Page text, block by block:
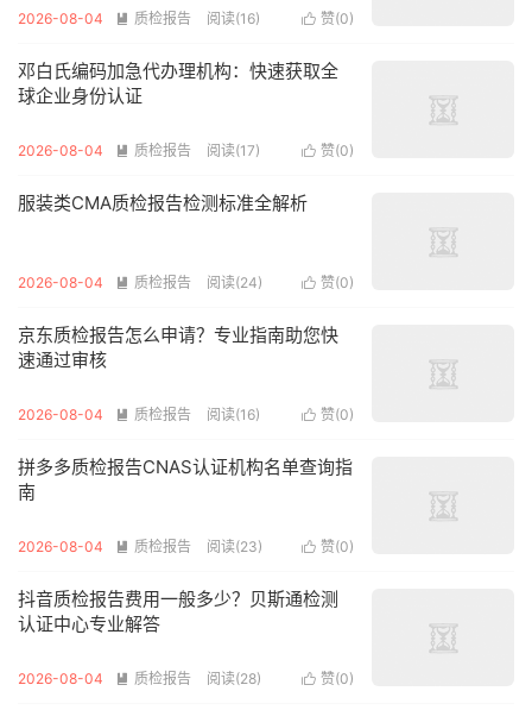
 赞(0)
2026-08-04  质检报告 阅读(16)
邓白氏编码加急代办理机构：快速获取全
球企业身份认证
 赞(0)
2026-08-04  质检报告 阅读(17)
服装类CMA质检报告检测标准全解析
 赞(0)
2026-08-04  质检报告 阅读(24)
京东质检报告怎么申请？专业指南助您快
速通过审核
 赞(0)
2026-08-04  质检报告 阅读(16)
拼多多质检报告CNAS认证机构名单查询指
南
 赞(0)
2026-08-04  质检报告 阅读(23)
抖音质检报告费用一般多少？贝斯通检测
认证中心专业解答
 赞(0)
2026-08-04  质检报告 阅读(28)